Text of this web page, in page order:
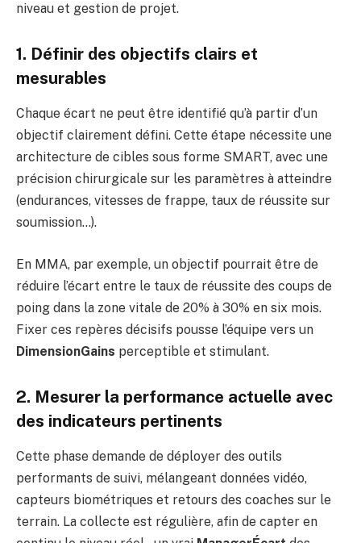
niveau et gestion de projet.
1. Définir des objectifs clairs et
mesurables
Chaque écart ne peut être identifié qu’à partir d’un
objectif clairement défini. Cette étape nécessite une
architecture de cibles sous forme SMART, avec une
précision chirurgicale sur les paramètres à atteindre
(endurances, vitesses de frappe, taux de réussite sur
soumission…).
En MMA, par exemple, un objectif pourrait être de
réduire l’écart entre le taux de réussite des coups de
poing dans la zone vitale de 20% à 30% en six mois.
Fixer ces repères décisifs pousse l’équipe vers un
DimensionGains perceptible et stimulant.
2. Mesurer la performance actuelle avec
des indicateurs pertinents
Cette phase demande de déployer des outils
performants de suivi, mélangeant données vidéo,
capteurs biométriques et retours des coaches sur le
terrain. La collecte est régulière, afin de capter en